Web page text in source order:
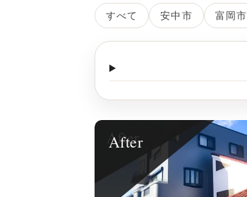
すべて 安中市 富岡市
After